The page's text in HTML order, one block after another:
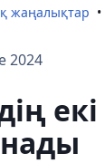
жаңалықтар
2024